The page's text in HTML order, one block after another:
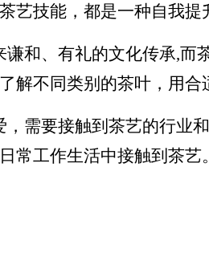
艺技能，都是一种自我提
和、有礼的文化传承,
解不同类别的茶叶，用合
需要接触到茶艺的行业
常工作生活中接触到茶艺。